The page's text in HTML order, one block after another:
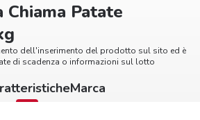
Patate
dell'inserimento del prodotto sul sito ed è
di scadenza o informazioni sul lotto
Marca